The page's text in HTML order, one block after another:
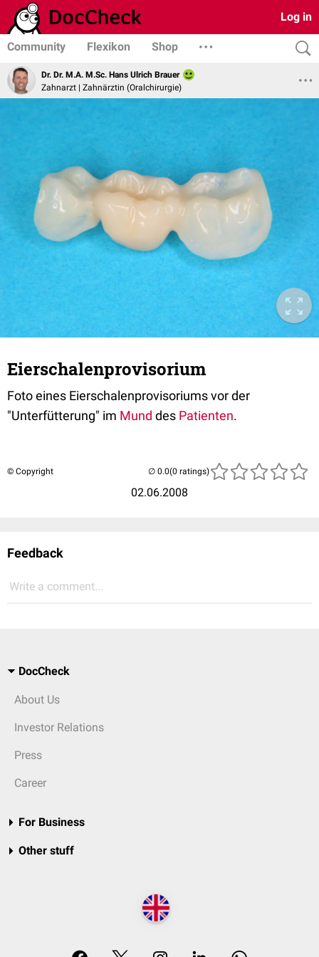
Log in
Community Flexikon Shop
Dr. Dr. M.A. M.Sc. Hans Ulrich Brauer
Zahnarzt | Zahnärztin (Oralchirurgie)
Eierschalenprovisorium
Foto eines Eierschalenprovisoriums vor der
"Unterfütterung" im Mund des Patienten.
© Copyright
02.06.2008
(0 ratings)
Feedback
Write a comment...
DocCheck
About Us
Investor Relations
Press
Career
For Business
Other stuff